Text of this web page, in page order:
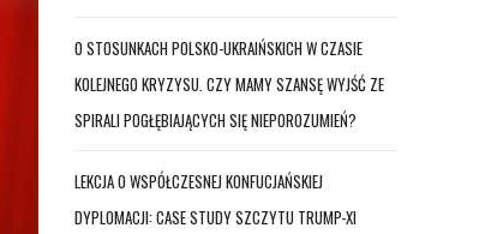
O STOSUNKACH POLSKO-UKRAIŃSKICH W CZASIE
KOLEJNEGO KRYZYSU. CZY MAMY SZANSĘ WYJŚĆ ZE
SPIRALI POGŁĘBIAJĄCYCH SIĘ NIEPOROZUMIEŃ?
LEKCJA O WSPÓŁCZESNEJ KONFUCJAŃSKIEJ
DYPLOMACJI: CASE STUDY SZCZYTU TRUMP-XI